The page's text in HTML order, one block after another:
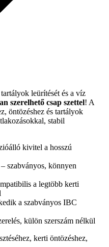
leürítését és a víz
szerelhető csap szettel! A
öntözéshez és tartályok
stabil
kivitel a hosszú
– szabványos, könnyen
a legtöbb kerti
a szabványos IBC
külön szerszám nélkül
kerti öntözéshez,